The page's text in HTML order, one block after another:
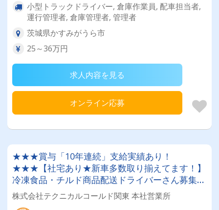
小型トラックドライバー, 倉庫作業員, 配車担当者,
運行管理者, 倉庫管理者, 管理者
茨城県かすみがうら市
25～36万円
求人内容を見る
オンライン応募
★★★賞与「10年連続」支給実績あり！
★★★【社宅あり★新車多数取り揃えてます！】
冷凍食品・チルド商品配送ドライバーさん募集
中！普通免許のみでOK★【月給40万円も可能！
中型トラックでのお仕事】
株式会社テクニカルコールド関東 本社営業所